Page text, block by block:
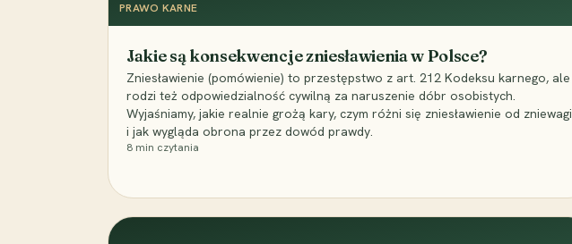
PRAWO KARNE
Jakie są konsekwencje zniesławienia w Polsce?
Zniesławienie (pomówienie) to przestępstwo z art. 212 Kodeksu karnego, ale
rodzi też odpowiedzialność cywilną za naruszenie dóbr osobistych.
Wyjaśniamy, jakie realnie grożą kary, czym różni się zniesławienie od zniewagi
i jak wygląda obrona przez dowód prawdy.
8 min czytania